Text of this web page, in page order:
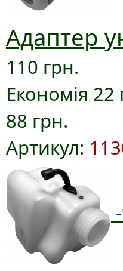
Адаптер
110 грн.
Економія 22
88 грн.
Артикул: